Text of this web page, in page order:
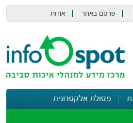
פרסם באתר אודות
פסולת אלקטרונית